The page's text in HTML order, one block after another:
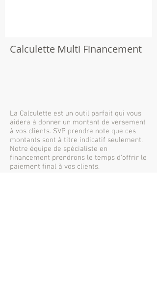
Calculette Multi Financement
La Calculette est un outil parfait qui vous
aidera à donner un montant de versement
à vos clients. SVP prendre note que ces
montants sont à titre indicatif seulement.
Notre équipe de spécialiste en
financement prendrons le temps d'offrir le
paiement final à vos clients.